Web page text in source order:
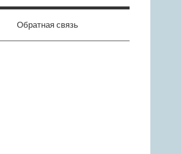
Обратная связь